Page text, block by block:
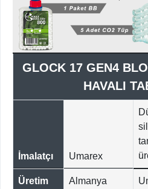
GLOCK 17 GEN4
HAVALI
İmalatçı Umarex
Üretim
Almanya